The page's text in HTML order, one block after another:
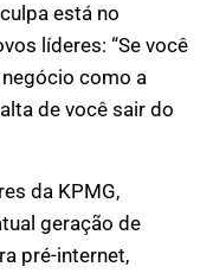
está no
líderes: “Se você
como a
de você sair do
da KPMG,
geração de
pré-internet,